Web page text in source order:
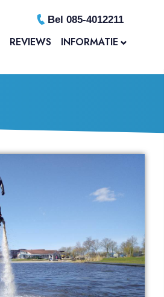
REVIEWS INFORMATIE
Bel 085-4012211